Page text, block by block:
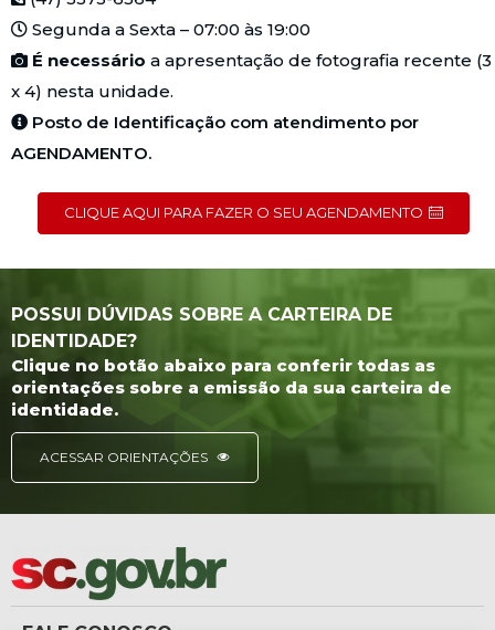
Segunda a Sexta – 07:00 às 19:00
É necessário a apresentação de fotografia recente (3
x 4) nesta unidade.
Posto de Identificação com atendimento por
AGENDAMENTO.
CLIQUE AQUI PARA FAZER O SEU AGENDAMENTO
POSSUI DÚVIDAS SOBRE A CARTEIRA DE
IDENTIDADE?
Clique no botão abaixo para conferir todas as
orientações sobre a emissão da sua carteira de
identidade.
ACESSAR ORIENTAÇÕES